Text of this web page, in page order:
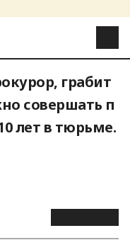
грабит
совершать п
лет в тюрьме.